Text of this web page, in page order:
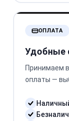
ОПЛАТА
Удобные
Принимаем
оплаты —